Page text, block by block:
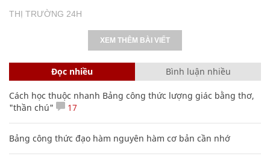
THỊ TRƯỜNG 24H
XEM THÊM BÀI VIẾT
Đọc nhiều Bình luận nhiều
Cách học thuộc nhanh Bảng công thức lượng giác bằng thơ,
"thần chú"
17
Bảng công thức đạo hàm nguyên hàm cơ bản cần nhớ